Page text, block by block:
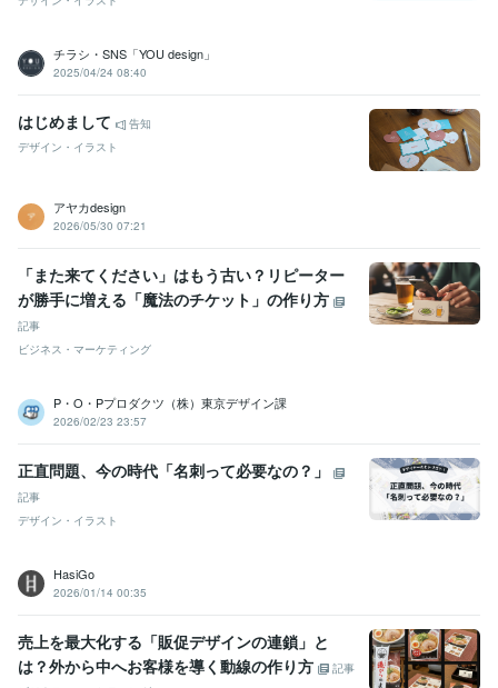
チラシ・SNS「YOU design」
2025/04/24 08:40
はじめまして
告知
デザイン・イラスト
アヤカdesign
2026/05/30 07:21
「また来てください」はもう古い？リピーター
が勝手に増える「魔法のチケット」の作り方
記事
ビジネス・マーケティング
P・O・Pプロダクツ（株）東京デザイン課
2026/02/23 23:57
正直問題、今の時代「名刺って必要なの？」
記事
デザイン・イラスト
HasiGo
2026/01/14 00:35
売上を最大化する「販促デザインの連鎖」と
は？外から中へお客様を導く動線の作り方
記事